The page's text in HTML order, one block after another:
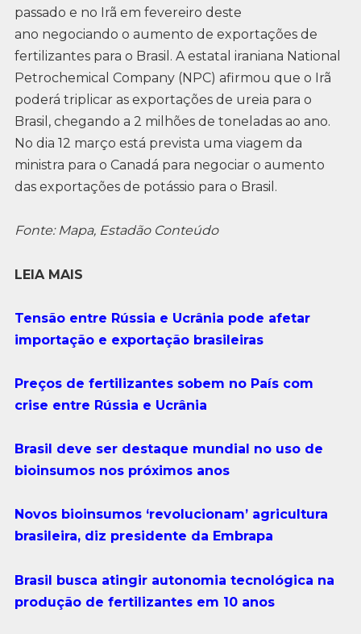
passado e no Irã em fevereiro deste
ano negociando o aumento de exportações de
fertilizantes para o Brasil. A estatal iraniana National
Petrochemical Company (NPC) afirmou que o Irã
poderá triplicar as exportações de ureia para o
Brasil, chegando a 2 milhões de toneladas ao ano.
No dia 12 março está prevista uma viagem da
ministra para o Canadá para negociar o aumento
das exportações de potássio para o Brasil.
Fonte: Mapa, Estadão Conteúdo
LEIA MAIS
Tensão entre Rússia e Ucrânia pode afetar
importação e exportação brasileiras
Preços de fertilizantes sobem no País com
crise entre Rússia e Ucrânia
Brasil deve ser destaque mundial no uso de
bioinsumos nos próximos anos
Novos bioinsumos ‘revolucionam’ agricultura
brasileira, diz presidente da Embrapa
Brasil busca atingir autonomia tecnológica na
produção de fertilizantes em 10 anos